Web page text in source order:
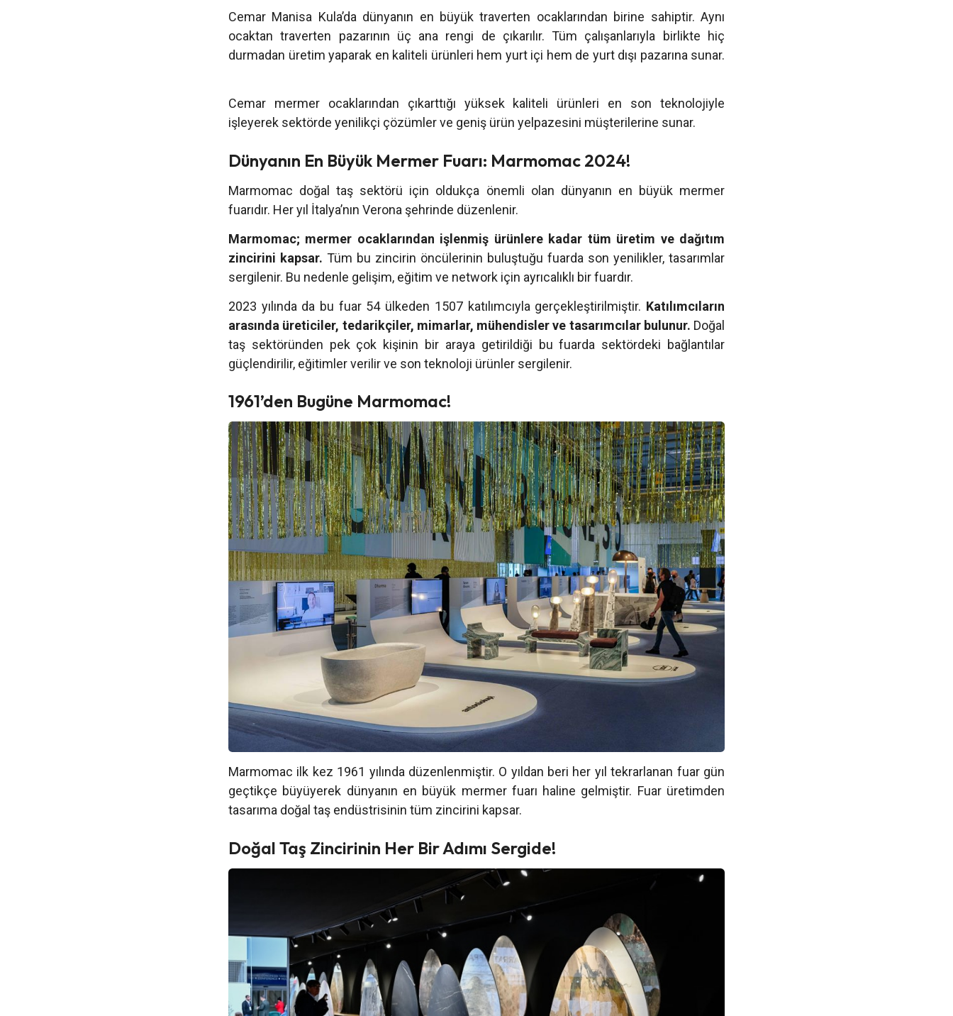
Cemar Manisa Kula’da dünyanın en büyük traverten ocaklarından birine sahiptir. Aynı
ocaktan traverten pazarının üç ana rengi de çıkarılır. Tüm çalışanlarıyla birlikte hiç
durmadan üretim yaparak en kaliteli ürünleri hem yurt içi hem de yurt dışı pazarına sunar.
Cemar mermer ocaklarından çıkarttığı yüksek kaliteli ürünleri en son teknolojiyle
işleyerek sektörde yenilikçi çözümler ve geniş ürün yelpazesini müşterilerine sunar.
Dünyanın En Büyük Mermer Fuarı: Marmomac 2024!
Marmomac doğal taş sektörü için oldukça önemli olan dünyanın en büyük mermer
fuarıdır. Her yıl İtalya’nın Verona şehrinde düzenlenir.
Marmomac; mermer ocaklarından işlenmiş ürünlere kadar tüm üretim ve dağıtım
zincirini kapsar. Tüm bu zincirin öncülerinin buluştuğu fuarda son yenilikler, tasarımlar
sergilenir. Bu nedenle gelişim, eğitim ve network için ayrıcalıklı bir fuardır.
2023 yılında da bu fuar 54 ülkeden 1507 katılımcıyla gerçekleştirilmiştir. Katılımcıların
arasında üreticiler, tedarikçiler, mimarlar, mühendisler ve tasarımcılar bulunur. Doğal
taş sektöründen pek çok kişinin bir araya getirildiği bu fuarda sektördeki bağlantılar
güçlendirilir, eğitimler verilir ve son teknoloji ürünler sergilenir.
1961’den Bugüne Marmomac!
Marmomac ilk kez 1961 yılında düzenlenmiştir. O yıldan beri her yıl tekrarlanan fuar gün
geçtikçe büyüyerek dünyanın en büyük mermer fuarı haline gelmiştir. Fuar üretimden
tasarıma doğal taş endüstrisinin tüm zincirini kapsar.
Doğal Taş Zincirinin Her Bir Adımı Sergide!